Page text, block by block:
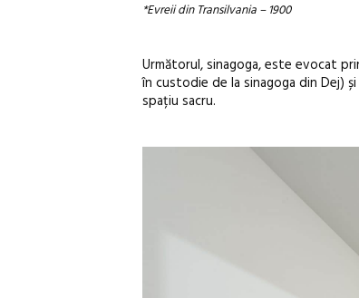
*Evreii din Transilvania – 1900
Următorul, sinagoga, este evocat
în custodie de la sinagoga din Dej)
spațiu sacru.